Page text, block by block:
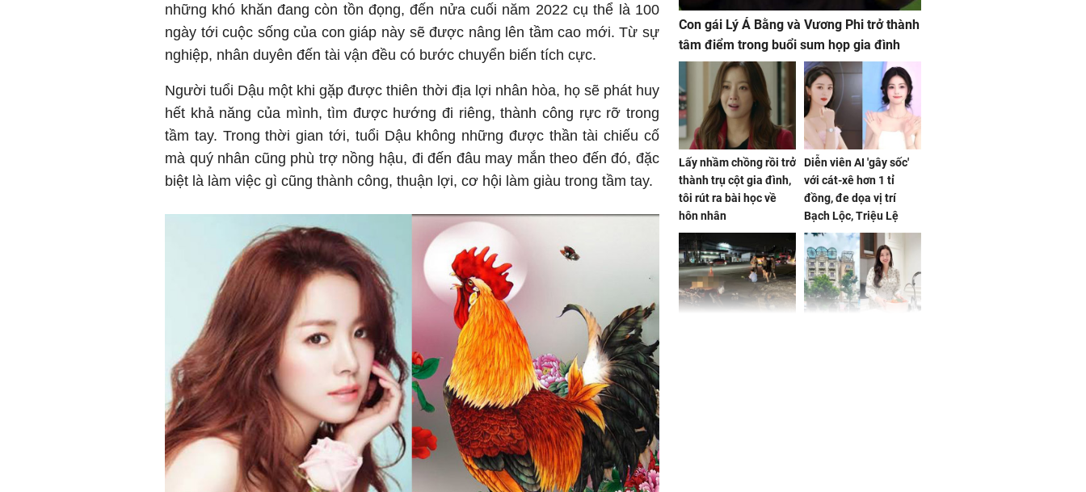
những khó khăn đang còn tồn đọng, đến nửa cuối năm 2022 cụ thể là 100
ngày tới cuộc sống của con giáp này sẽ được nâng lên tầm cao mới. Từ sự
nghiệp, nhân duyên đến tài vận đều có bước chuyển biến tích cực.
Người tuổi Dậu một khi gặp được thiên thời địa lợi nhân hòa, họ sẽ phát huy
hết khả năng của mình, tìm được hướng đi riêng, thành công rực rỡ trong
tầm tay. Trong thời gian tới, tuổi Dậu không những được thần tài chiếu cố
mà quý nhân cũng phù trợ nồng hậu, đi đến đâu may mắn theo đến đó, đặc
biệt là làm việc gì cũng thành công, thuận lợi, cơ hội làm giàu trong tầm tay.
Con gái Lý Á Bằng và Vương Phi trở thành
tâm điểm trong buổi sum họp gia đình
Lấy nhầm chồng rồi trở
thành trụ cột gia đình,
tôi rút ra bài học về
hôn nhân
Diễn viên AI 'gây sốc'
với cát-xê hơn 1 tỉ
đồng, đe dọa vị trí
Bạch Lộc, Triệu Lệ
Dĩnh